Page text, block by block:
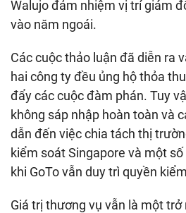
Walujo đảm nhiệm vị trí giám
vào năm ngoái.
Các cuộc thảo luận đã diễn ra
hai công ty đều ủng hộ thỏa
đẩy các cuộc đàm phán. Tuy
không sáp nhập hoàn toàn và
dẫn đến việc chia tách thị
kiểm soát Singapore và một
khi GoTo vẫn duy trì quyền
Giá trị thương vụ vẫn là một trở